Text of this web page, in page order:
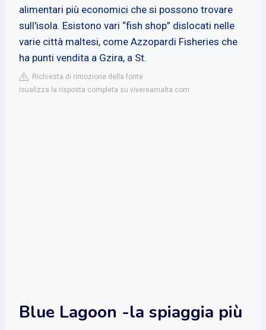
alimentari più economici che si possono trovare
sull'isola. Esistono vari “fish shop” dislocati nelle
varie città maltesi, come Azzopardi Fisheries che
ha punti vendita a Gzira, a St.
Richiesta di rimozione della fonte
isualizza la risposta completa su vivereamalta.com
Blue Lagoon -la spiaggia più